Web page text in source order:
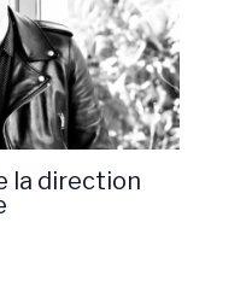
la direction